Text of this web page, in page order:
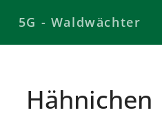
5G - Waldwächter
Hähnichen